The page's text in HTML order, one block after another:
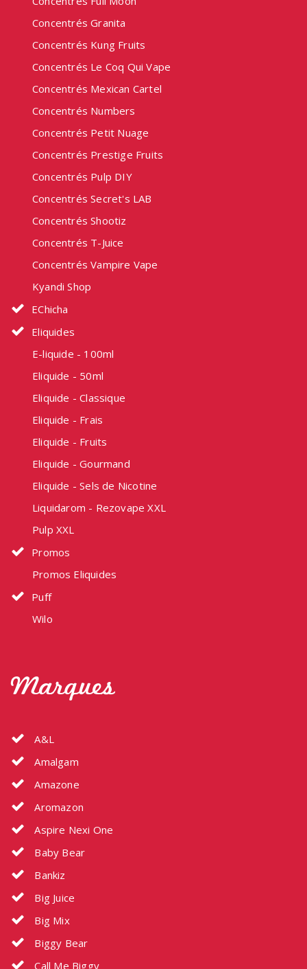
Concentrés Granita
Concentrés Kung Fruits
Concentrés Le Coq Qui Vape
Concentrés Mexican Cartel
Concentrés Numbers
Concentrés Petit Nuage
Concentrés Prestige Fruits
Concentrés Pulp DIY
Concentrés Secret's LAB
Concentrés Shootiz
Concentrés T-Juice
Concentrés Vampire Vape
Kyandi Shop
EChicha
Eliquides
E-liquide - 100ml
Eliquide - 50ml
Eliquide - Classique
Eliquide - Frais
Eliquide - Fruits
Eliquide - Gourmand
Eliquide - Sels de Nicotine
Liquidarom - Rezovape XXL
Pulp XXL
Promos
Promos Eliquides
Puff
Wilo
Marques
A&L
Amalgam
Amazone
Aromazon
Aspire Nexi One
Baby Bear
Bankiz
Big Juice
Big Mix
Biggy Bear
Call Me Biggy